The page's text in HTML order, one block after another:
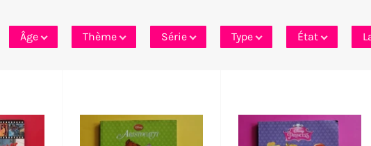
Âge Thème Série Type État